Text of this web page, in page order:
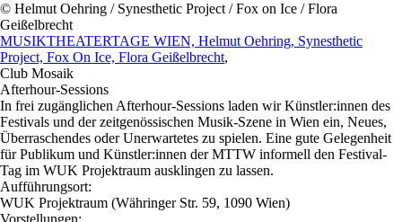
© Helmut Oehring / Synesthetic Project / Fox on Ice / Flora
Geißelbrecht
MUSIKTHEATERTAGE WIEN, Helmut Oehring, Synesthetic
Project, Fox On Ice, Flora Geißelbrecht,
Club Mosaik
Afterhour-Sessions
In frei zugänglichen Afterhour-Sessions laden wir Künstler:innen des
Festivals und der zeitgenössischen Musik-Szene in Wien ein, Neues,
Überraschendes oder Unerwartetes zu spielen. Eine gute Gelegenheit
für Publikum und Künstler:innen der MTTW informell den Festival-
Tag im WUK Projektraum ausklingen zu lassen.
Aufführungsort:
WUK Projektraum (Währinger Str. 59, 1090 Wien)
Vorstellungen: